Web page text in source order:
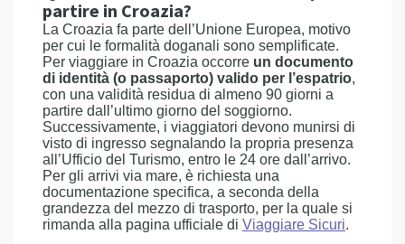
partire in Croazia?
La Croazia fa parte dell’Unione Europea, motivo
per cui le formalità doganali sono semplificate.
Per viaggiare in Croazia occorre un documento
di identità (o passaporto) valido per l’espatrio,
con una validità residua di almeno 90 giorni a
partire dall’ultimo giorno del soggiorno.
Successivamente, i viaggiatori devono munirsi di
visto di ingresso segnalando la propria presenza
all’Ufficio del Turismo, entro le 24 ore dall’arrivo.
Per gli arrivi via mare, è richiesta una
documentazione specifica, a seconda della
grandezza del mezzo di trasporto, per la quale si
rimanda alla pagina ufficiale di Viaggiare Sicuri.